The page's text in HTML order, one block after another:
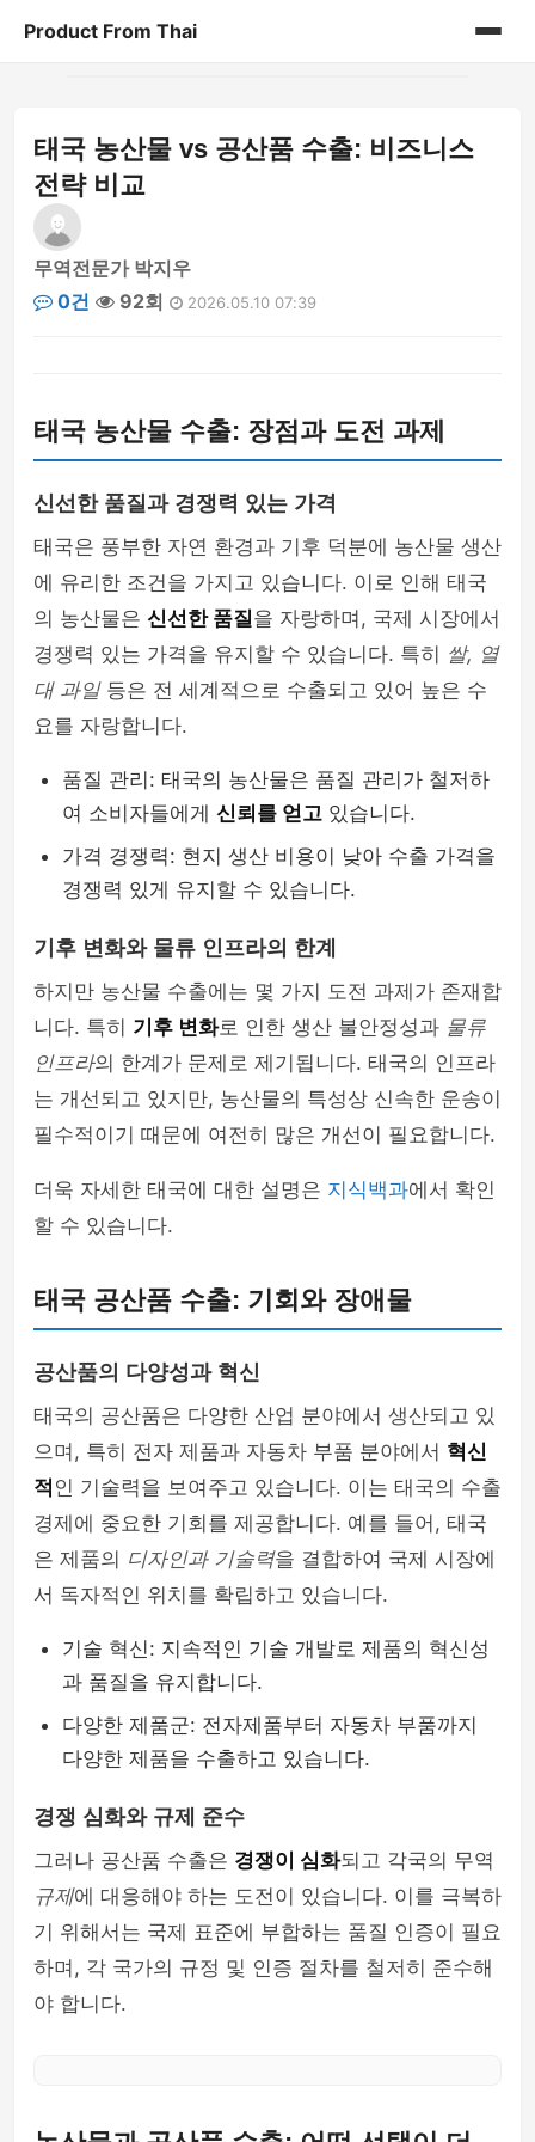
Product From Thai
게시판
태국 농산물 vs 공산품 수출: 비즈니스
전략 비교
무역전문가 박지우
0건
92회 2026.05.10 07:39
태국 농산물 수출: 장점과 도전 과제
신선한 품질과 경쟁력 있는 가격
태국은 풍부한 자연 환경과 기후 덕분에 농산물 생산
에 유리한 조건을 가지고 있습니다. 이로 인해 태국
의 농산물은 신선한 품질을 자랑하며, 국제 시장에서
경쟁력 있는 가격을 유지할 수 있습니다. 특히 쌀, 열
대 과일등은 전 세계적으로 수출되고 있어 높은 수
요를 자랑합니다.
품질 관리: 태국의 농산물은 품질 관리가 철저하
여 소비자들에게 신뢰를 얻고 있습니다.
가격 경쟁력: 현지 생산 비용이 낮아 수출 가격을
경쟁력 있게 유지할 수 있습니다.
기후 변화와 물류 인프라의 한계
하지만 농산물 수출에는 몇 가지 도전 과제가 존재합
니다. 특히 기후 변화로 인한 생산 불안정성과 물류
인프라의 한계가 문제로 제기됩니다. 태국의 인프라
는 개선되고 있지만, 농산물의 특성상 신속한 운송이
필수적이기 때문에 여전히 많은 개선이 필요합니다.
더욱 자세한 태국에 대한 설명은 지식백과에서 확인
할 수 있습니다.
태국 공산품 수출: 기회와 장애물
공산품의 다양성과 혁신
태국의 공산품은 다양한 산업 분야에서 생산되고 있
으며, 특히 전자 제품과 자동차 부품 분야에서 혁신
적 인 기술력을 보여주고 있습니다. 이는 태국의 수출
경제에 중요한 기회를 제공합니다. 예를 들어, 태국
은 제품의 디자인과 기술력을 결합하여 국제 시장에
서 독자적인 위치를 확립하고 있습니다.
기술 혁신: 지속적인 기술 개발로 제품의 혁신성
과 품질을 유지합니다.
다양한 제품군: 전자제품부터 자동차 부품까지
다양한 제품을 수출하고 있습니다.
경쟁 심화와 규제 준수
그러나 공산품 수출은 경쟁이 심화되고 각국의 무역
규제에 대응해야 하는 도전이 있습니다. 이를 극복하
기 위해서는 국제 표준에 부합하는 품질 인증이 필요
하며, 각 국가의 규정 및 인증 절차를 철저히 준수해
야 합니다.